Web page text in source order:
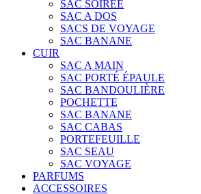
SAC SOIREE
SAC A DOS
SACS DE VOYAGE
SAC BANANE
CUIR
SAC A MAIN
SAC PORTÉ ÉPAULE
SAC BANDOULIÈRE
POCHETTE
SAC BANANE
SAC CABAS
PORTEFEUILLE
SAC SEAU
SAC VOYAGE
PARFUMS
ACCESSOIRES